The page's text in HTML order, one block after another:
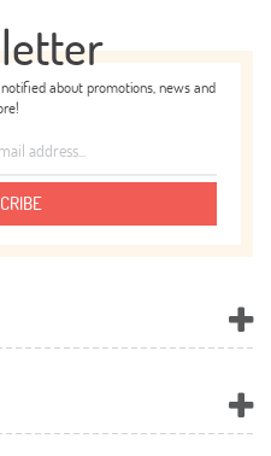
about promotions, news and